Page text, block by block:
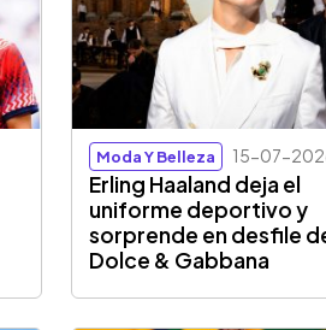
Moda Y Belleza 15-07-
Erling Haaland deja el
uniforme deportivo y
sorprende en desfile
Dolce & Gabbana